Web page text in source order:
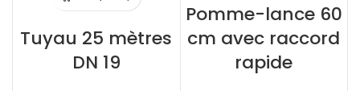
Tuyau 25 mètres
DN 19
Pomme-lance 60
cm avec raccord
rapide